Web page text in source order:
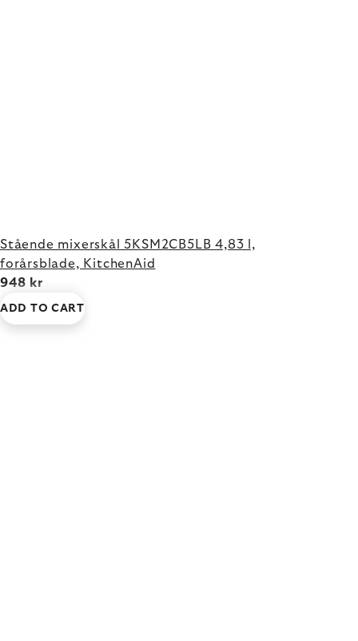
Stående mixerskål 5KSM2CB5LB 4,83 l,
forårsblade, KitchenAid
948 kr
ADD TO CART